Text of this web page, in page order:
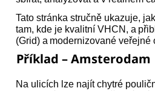
Tato stránka stručně ukazuje,
tam, kde je kvalitní VHCN, a
(Grid) a modernizované veřejné
Příklad – Amsterodam
Na ulicích lze najít chytré